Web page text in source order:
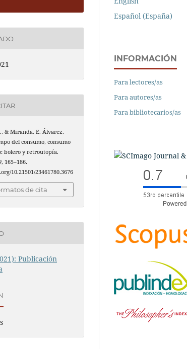
& Miranda, E. Álvarez.
del consumo, consumo
bolero y retroutopía.
, 165–186.
10.21501/23461780.3676
de cita
Publicación
Español (España)
INFORMACIÓN
Para lectores/as
Para autores/as
Para bibliotecarios/as